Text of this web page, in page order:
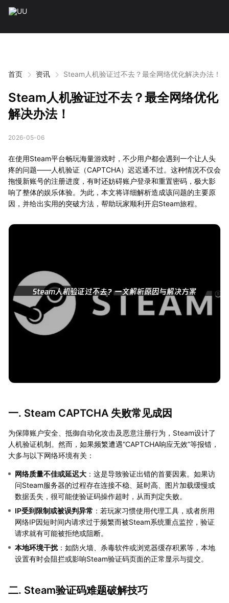
首页 资讯 Steam人机验证过不去？最全网络优化解决办法！
Steam人机验证过不去？最全网络优化
解决办法！
2026-05-06
在使用Steam平台畅玩海量游戏时，不少用户都会遇到一个让人头
疼的问题——人机验证（CAPTCHA）迟迟通不过。这种情况不仅会
拖慢新账号的注册进度，有时还妨碍账户登录和重置密码，极大影
响了整体的娱乐体验。为此，本文将详细解析造成该问题的主要原
因，并给出实用的突破方法，帮助玩家顺利开启Steam旅程。
一. Steam CAPTCHA 失败常见成因
为保障账户安全、抵御自动化攻击及恶意注册行为，Steam设计了
人机验证机制。然而，如果频繁遭遇“CAPTCHA响应无效”等报错，
大多与以下网络环境有关：
网络质量不佳或延迟大 ：这是导致验证出错的首要因素。如果访
问Steam服务器的过程存在连接不稳、延时高、图片加载缓慢或
数据丢失，很可能使验证码操作超时，从而判定失败。
IP受到限制或被误判异常 ：若玩家习惯使用代理工具，或者所用
网络IP因短时间内请求过于频繁而被Steam系统重点监控，验证
请求就有可能被拒绝或阻断。
本地环境干扰：如防火墙、杀毒软件或浏览器缓存积累等，本地
设置有时会阻拦或影响Steam验证码页面的正常显示与提交。
二. Steam验证码难题破解技巧